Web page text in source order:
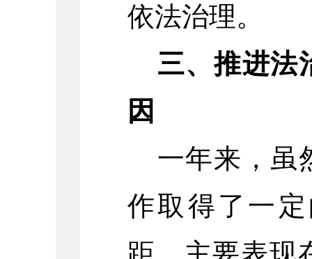
依法治理。
三、推进法
因
一年来，虽
作取得了一